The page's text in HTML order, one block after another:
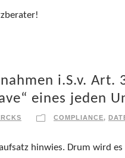
i.S.v. Art.
eines jeden
COMPLIANCE,
hinwies. Drum wird